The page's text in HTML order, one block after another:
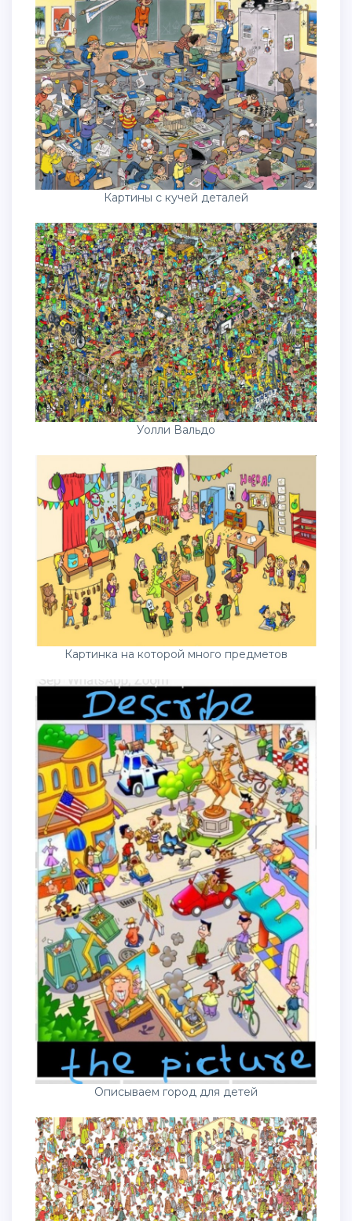
Картины с кучей деталей
Уолли Вальдо
Картинка на которой много предметов
Описываем город для детей